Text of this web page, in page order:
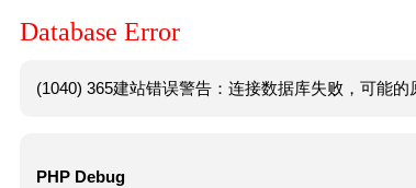
Database Error
(1040) 365建站错误警告：连接数据库失败，可能
PHP Debug